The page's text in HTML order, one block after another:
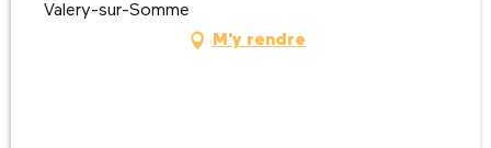
Valery-sur-Somme
M'y rendre